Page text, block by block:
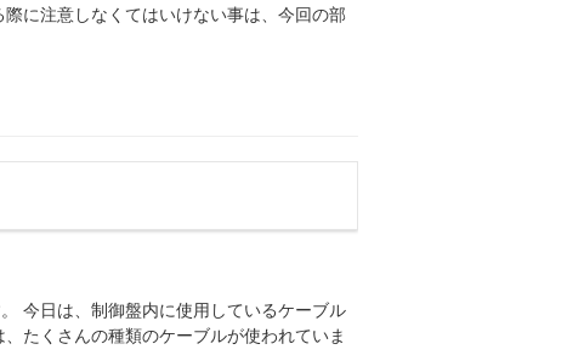
に注意しなくてはいけない事は、今回の部
今日は、制御盤内に使用しているケーブル
たくさんの種類のケーブルが使われていま